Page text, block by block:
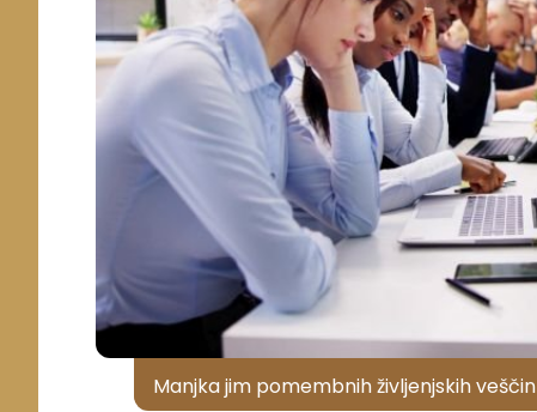
Manjka jim pomembnih življenjskih veščin